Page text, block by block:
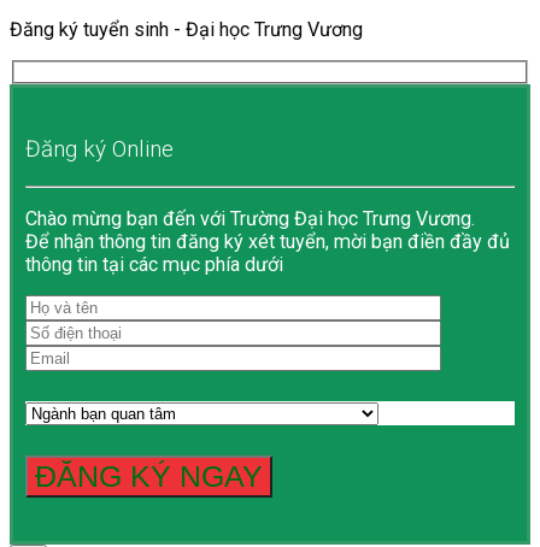
Đăng ký tuyển sinh - Đại học Trưng Vương
Đăng ký Online
Chào mừng bạn đến với Trường Đại học Trưng Vương.
Để nhận thông tin đăng ký xét tuyển, mời bạn điền đầy đủ
thông tin tại các mục phía dưới